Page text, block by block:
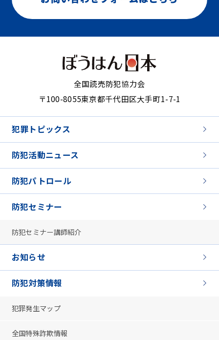
全国読売防犯協力会
〒100-8055東京都千代田区大手町1-7-1
犯罪トピックス
防犯活動ニュース
防犯パトロール
防犯セミナー
防犯セミナー講師紹介
お知らせ
防犯対策情報
犯罪発生マップ
全国特殊詐欺情報